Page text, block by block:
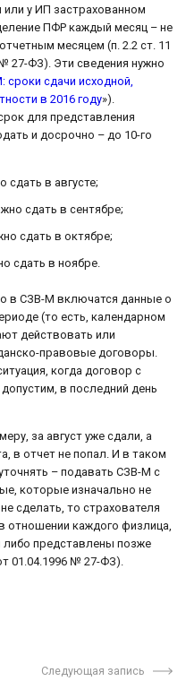
у ИП застрахованном
ПФР каждый месяц – не
месяцем (п. 2.2 ст. 11
27-ФЗ). Эти сведения нужно
сроки сдачи исходной,
в 2016 году»).
для представления
и досрочно – до 10-го
сдать в августе;
сдать в сентябре;
сдать в октябре;
сдать в ноябре.
в СЗВ-М включатся данные о
(то есть, календарном
действовать или
правовые договоры.
когда договор с
в последний день
за август уже сдали, а
в отчет не попал. И в таком
– подавать СЗВ-М с
которые изначально не
сделать, то страхователя
отношении каждого физлица,
представлены позже
01.04.1996 № 27-ФЗ).
Следующая запись